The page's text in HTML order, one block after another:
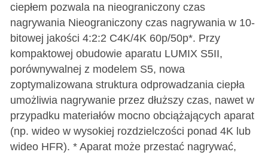
ciepłem pozwala na nieograniczony czas
nagrywania Nieograniczony czas nagrywania w 10-
bitowej jakości 4:2:2 C4K/4K 60p/50p*. Przy
kompaktowej obudowie aparatu LUMIX S5II,
porównywalnej z modelem S5, nowa
zoptymalizowana struktura odprowadzania ciepła
umożliwia nagrywanie przez dłuższy czas, nawet w
przypadku materiałów mocno obciążających aparat
(np. wideo w wysokiej rozdzielczości ponad 4K lub
wideo HFR). * Aparat może przestać nagrywać,